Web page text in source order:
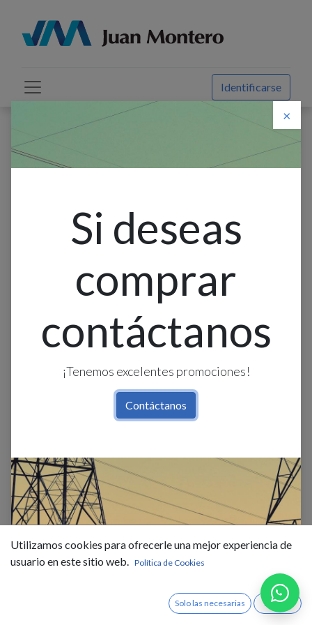
Identificarse
×
Si deseas
comprar
contáctanos
¡Tenemos excelentes promociones!
Contáctanos
Todos los productos Cable Negro 1.5mm² 750V Cablec
Cable Negro 1.5mm² 750V
Cablec
Utilizamos cookies para ofrecerle una mejor experiencia de
usuario en este sitio web. Política de Cookies
Solo las necesarias Acepto